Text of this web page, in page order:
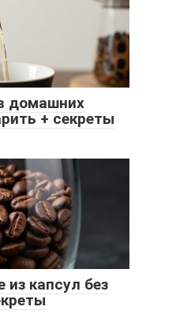
домашних
+ секреты
из капсул без